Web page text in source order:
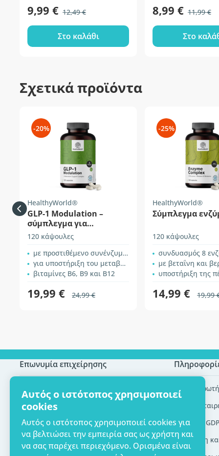
Αυτός ο ιστότοπος χρησιμοποιεί
cookies
Αυτός ο ιστότοπος χρησιμοποιεί cookies για
να βελτιώσει την εμπειρία σας ως χρήστη και
να σας παρέχει περιεχόμενο. Ορισμένα είναι
9,99 € 12,49 €
Στο καλάθι
8,99 € 11,99 €
Στο
Σχετικά προϊόντα
-20%
HealthyWorld®
GLP-1 Modulation –
σύμπλεγμα για
υποστήριξη του
μεταβολισμού
120 κάψουλες
με προστιθέμενο συνένζυμο Q10
για υποστήριξη του μεταβολισμού
βιταμίνες B6, B9 και B12
19,99 € 24,99 €
-25%
HealthyWorld®
Σύμπλεγμα
120 κάψουλες
συνδυασμός 8
με βεταΐνη και
υποστήριξη της
14,99 € 19,99
Επωνυμία επιχείρησης
Πιστοποίηση ECO
Επικοινωνία
Σχετικά με εμάς
Συχνές
Brands/
Εργαλεία
Παράδοση